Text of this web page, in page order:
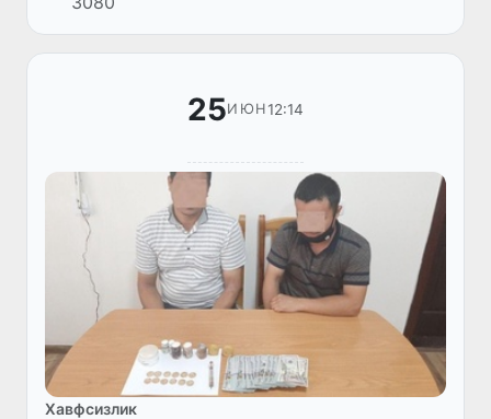
муҳитини яратиш, мамлакатнинг халқаро
майдондаги ижобий обрў-эътибор...
25ИЮН12:14
Хавфсизлик